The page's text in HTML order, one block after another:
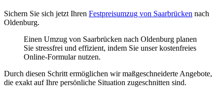
Sichern Sie sich jetzt Ihren Festpreisumzug von Saarbrücken nach
Oldenburg.
Einen Umzug von Saarbrücken nach Oldenburg planen
Sie stressfrei und effizient, indem Sie unser kostenfreies
Online-Formular nutzen.
Durch diesen Schritt ermöglichen wir maßgeschneiderte Angebote,
die exakt auf Ihre persönliche Situation zugeschnitten sind.